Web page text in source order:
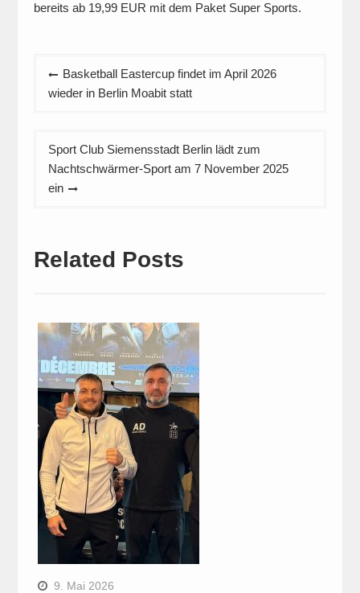
bereits ab 19,99 EUR mit dem Paket Super Sports.
Beitragsnavigation
Basketball Eastercup findet im April 2026
wieder in Berlin Moabit statt
Sport Club Siemensstadt Berlin lädt zum
Nachtschwärmer-Sport am 7 November 2025
ein
Related Posts
9. Mai 2026